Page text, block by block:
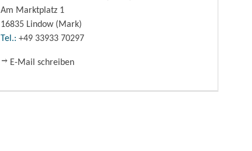
Am Marktplatz 1
16835 Lindow (Mark)
Tel.:+49 33933 70297
E-Mail schreiben